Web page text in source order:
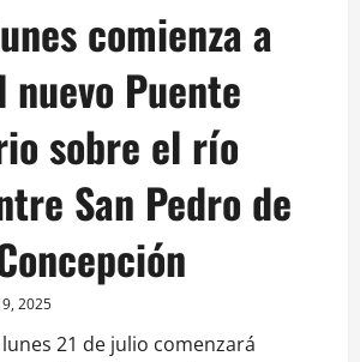
comienza a
Puente
sobre el río
San Pedro de
2025
21 de julio comenzará